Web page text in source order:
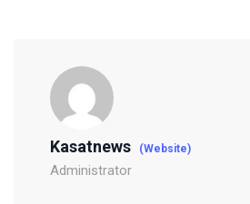
Kasatnews (Website)
Administrator